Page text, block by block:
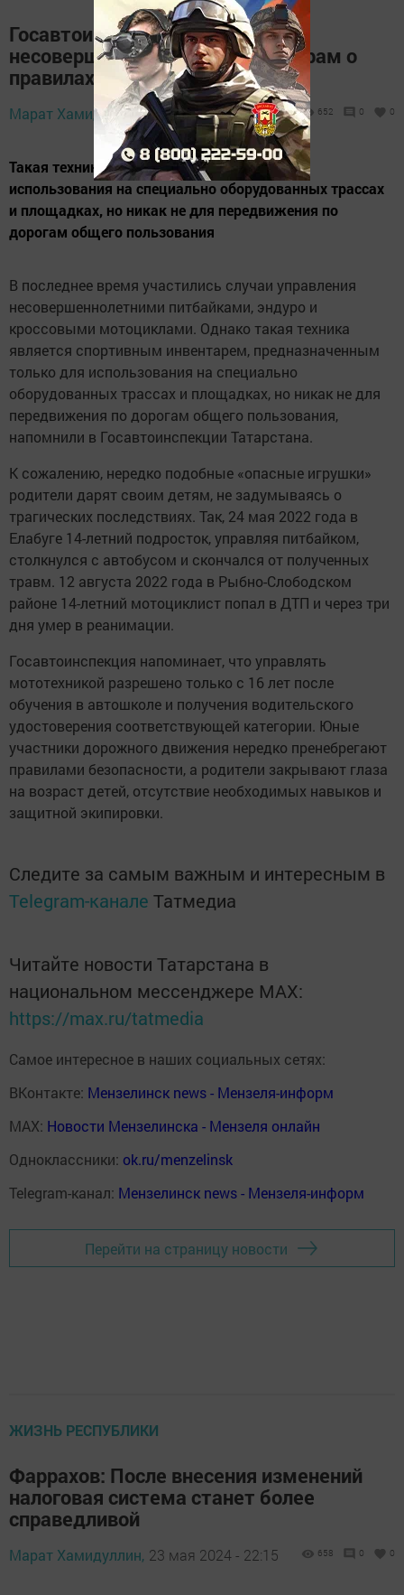
Госавтоинспекция напомнила
несовершеннолетним питбайкерам о
правилах поведения на дороге
Марат Хамидуллин, 23 мая 2024 - 22:20 652 0 0
Такая техника предназначена только для
использования на специально оборудованных трассах
и площадках, но никак не для передвижения по
дорогам общего пользования
В последнее время участились случаи управления
несовершеннолетними питбайками, эндуро и
кроссовыми мотоциклами. Однако такая техника
является спортивным инвентарем, предназначенным
только для использования на специально
оборудованных трассах и площадках, но никак не для
передвижения по дорогам общего пользования,
напомнили в Госавтоинспекции Татарстана.
К сожалению, нередко подобные «опасные игрушки»
родители дарят своим детям, не задумываясь о
трагических последствиях. Так, 24 мая 2022 года в
Елабуге 14-летний подросток, управляя питбайком,
столкнулся с автобусом и скончался от полученных
травм. 12 августа 2022 года в Рыбно-Слободском
районе 14-летний мотоциклист попал в ДТП и через три
дня умер в реанимации.
Госавтоинспекция напоминает, что управлять
мототехникой разрешено только с 16 лет после
обучения в автошколе и получения водительского
удостоверения соответствующей категории. Юные
участники дорожного движения нередко пренебрегают
правилами безопасности, а родители закрывают глаза
на возраст детей, отсутствие необходимых навыков и
защитной экипировки.
Следите за самым важным и интересным в
Telegram-канале Татмедиа
Читайте новости Татарстана в
национальном мессенджере MАХ:
https://max.ru/tatmedia
Самое интересное в наших социальных сетях:
ВКонтакте: Мензелинск news - Мензеля-информ
MAX: Новости Мензелинска - Мензеля онлайн
Одноклассники: ok.ru/menzelinsk
Telegram-канал: Мензелинск news - Мензеля-информ
Перейти на страницу новости
ЖИЗНЬ РЕСПУБЛИКИ
Фаррахов: После внесения изменений
налоговая система станет более
справедливой
Марат Хамидуллин, 23 мая 2024 - 22:15 658 0 0